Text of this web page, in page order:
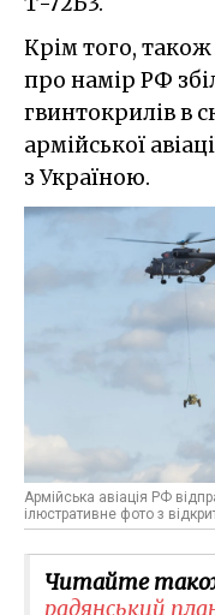
Крім того, також
про намір РФ
гвинтокрилів в
армійської
з Україною.
Армійська авіація РФ
ілюстративне фото з
Читайте
радянський